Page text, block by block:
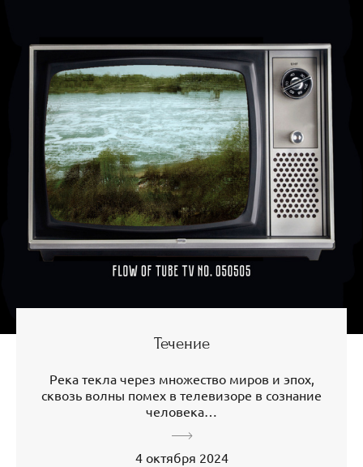
Течение
Река текла через множество миров и эпох,
сквозь волны помех в телевизоре в сознание
человека…
4 октября 2024